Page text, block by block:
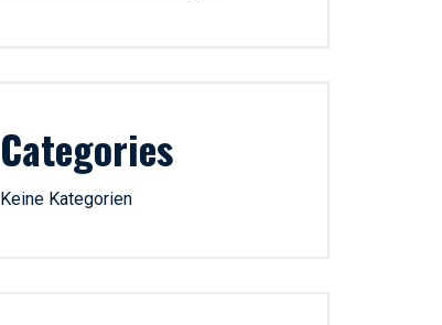
Categories
Keine Kategorien